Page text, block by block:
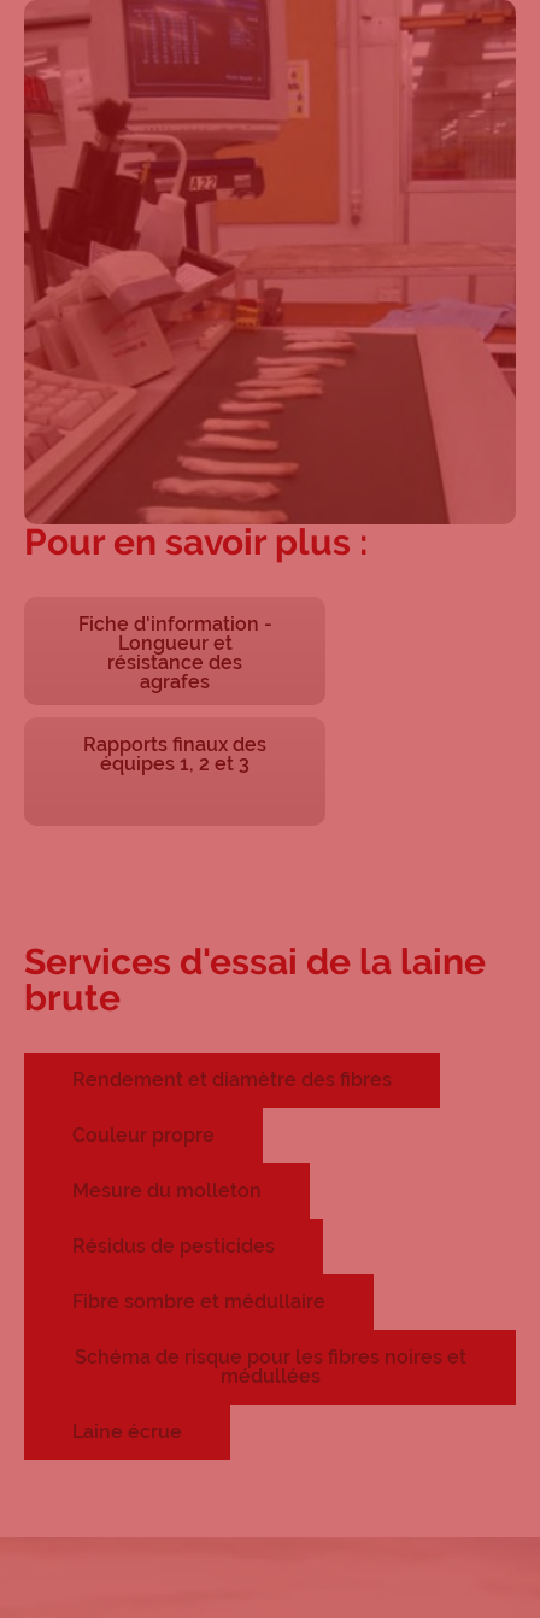
Pour en savoir plus :
Fiche d'information -
Longueur et
résistance des
agrafes
Rapports finaux des
équipes 1, 2 et 3
Services d'essai de la laine
brute
Rendement et diamètre des fibres
Couleur propre
Mesure du molleton
Résidus de pesticides
Fibre sombre et médullaire
Schéma de risque pour les fibres noires et
médullées
Laine écrue